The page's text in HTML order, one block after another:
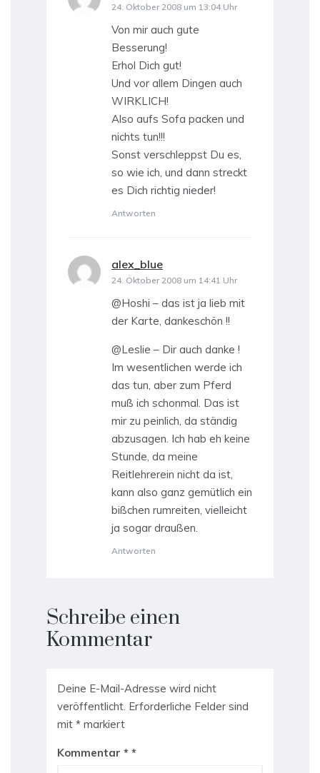
24. Oktober 2008 um 13:04 Uhr
Von mir auch gute
Besserung!
Erhol Dich gut!
Und vor allem Dingen auch
WIRKLICH!
Also aufs Sofa packen und
nichts tun!!!
Sonst verschleppst Du es,
so wie ich, und dann streckt
es Dich richtig nieder!
Antworten
alex_blue
24. Oktober 2008 um 14:41 Uhr
@Hoshi – das ist ja lieb mit
der Karte, dankeschön !!
@Leslie – Dir auch danke !
Im wesentlichen werde ich
das tun, aber zum Pferd
muß ich schonmal. Das ist
mir zu peinlich, da ständig
abzusagen. Ich hab eh keine
Stunde, da meine
Reitlehrerein nicht da ist,
kann also ganz gemütlich ein
bißchen rumreiten, vielleicht
ja sogar draußen.
Antworten
Schreibe einen
Kommentar
Deine E-Mail-Adresse wird nicht
veröffentlicht. Erforderliche Felder sind
mit * markiert
Kommentar *